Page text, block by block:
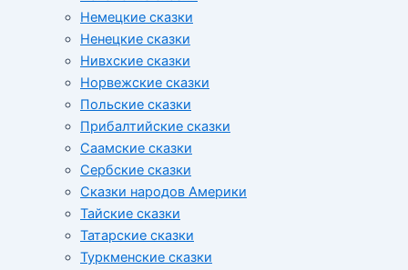
Немецкие сказки
Ненецкие сказки
Нивхские сказки
Норвежские сказки
Польские сказки
Прибалтийские сказки
Cаамские сказки
Сербские сказки
Сказки народов Америки
Тайские сказки
Татарские сказки
Туркменские сказки